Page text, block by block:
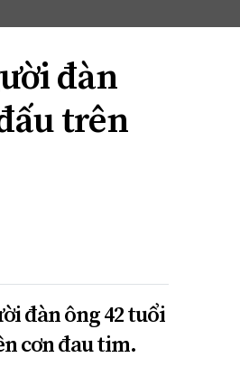
chính - Ngân
tế vĩ mô
đàn
trên
đàn ông 42 tuổi
cơn đau tim.